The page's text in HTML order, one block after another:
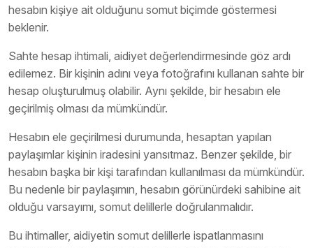
hesabın kişiye ait olduğunu somut biçimde göstermesi
beklenir.
Sahte hesap ihtimali, aidiyet değerlendirmesinde göz ardı
edilemez. Bir kişinin adını veya fotoğrafını kullanan sahte bir
hesap oluşturulmuş olabilir. Aynı şekilde, bir hesabın ele
geçirilmiş olması da mümkündür.
Hesabın ele geçirilmesi durumunda, hesaptan yapılan
paylaşımlar kişinin iradesini yansıtmaz. Benzer şekilde, bir
hesabın başka bir kişi tarafından kullanılması da mümkündür.
Bu nedenle bir paylaşımın, hesabın görünürdeki sahibine ait
olduğu varsayımı, somut delillerle doğrulanmalıdır.
Bu ihtimaller, aidiyetin somut delillerle ispatlanmasını